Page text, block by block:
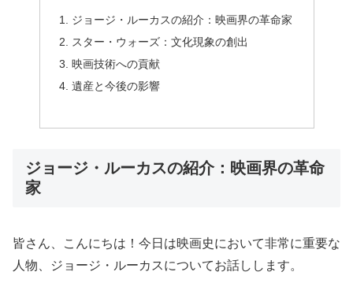
ジョージ・ルーカスの紹介：映画界の革命家
スター・ウォーズ：文化現象の創出
映画技術への貢献
遺産と今後の影響
ジョージ・ルーカスの紹介：映画界の革命
家
皆さん、こんにちは！今日は映画史において非常に重要な
人物、ジョージ・ルーカスについてお話しします。